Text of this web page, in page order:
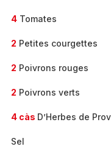
4 Tomates
2 Petites courgettes
2 Poivrons rouges
2 Poivrons verts
4 càs D’Herbes de
Sel